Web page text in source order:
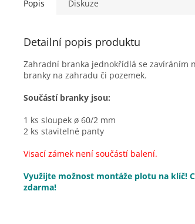
Popis Diskuze
Detailní popis produktu
Zahradní branka jednokřídlá se zavíráním
branky na zahradu či pozemek.
Součástí branky jsou:
1 ks sloupek ø 60/2 mm
2 ks stavitelné panty
Visací zámek není součástí balení.
Využijte možnost montáže plotu na klíč!
zdarma!